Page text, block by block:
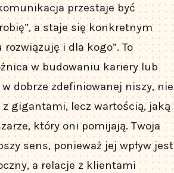
przestaje być
a staje się konkretnym
i dla kogo”. To
w budowaniu kariery lub
w dobrze zdefiniowanej niszy, nie
gigantami, lecz wartością, jaką
który oni pomijają. Twoja
sens, ponieważ jej wpływ jest
a relacje z klientami